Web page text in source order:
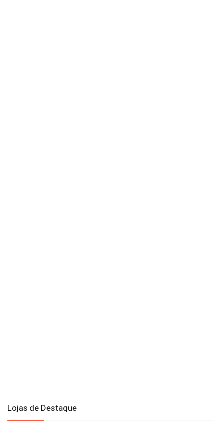
Lojas de Destaque